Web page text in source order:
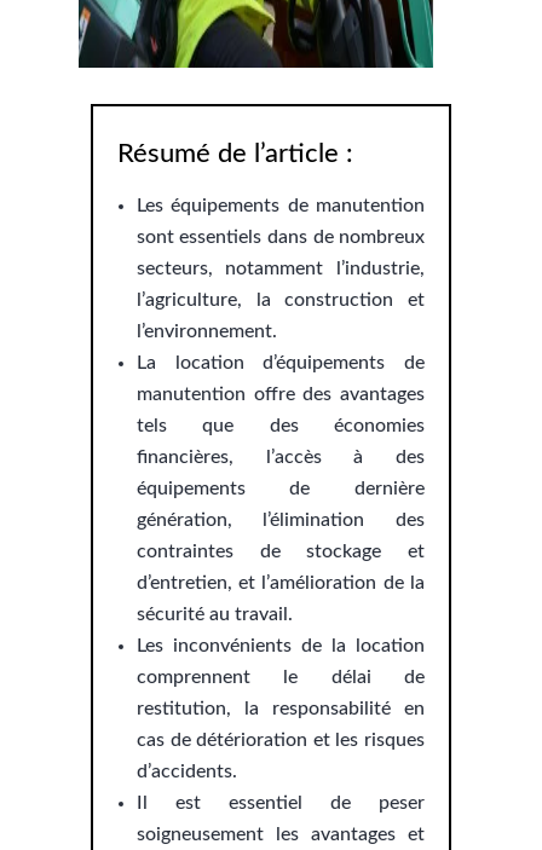
Résumé de l’article :
Les équipements de manutention
sont essentiels dans de nombreux
secteurs, notamment l’industrie,
l’agriculture, la construction et
l’environnement.
La location d’équipements de
manutention offre des avantages
tels que des économies
financières, l’accès à des
équipements de dernière
génération, l’élimination des
contraintes de stockage et
d’entretien, et l’amélioration de la
sécurité au travail.
Les inconvénients de la location
comprennent le délai de
restitution, la responsabilité en
cas de détérioration et les risques
d’accidents.
Il est essentiel de peser
soigneusement les avantages et